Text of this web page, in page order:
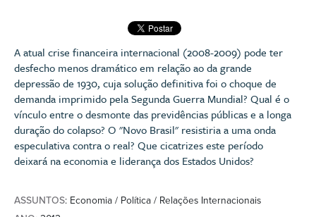
A atual crise financeira internacional (2008-2009) pode ter
desfecho menos dramático em relação ao da grande
depressão de 1930, cuja solução definitiva foi o choque de
demanda imprimido pela Segunda Guerra Mundial? Qual é o
vínculo entre o desmonte das previdências públicas e a longa
duração do colapso? O "Novo Brasil" resistiria a uma onda
especulativa contra o real? Que cicatrizes este período
deixará na economia e liderança dos Estados Unidos?
ASSUNTOS: Economia / Política / Relações Internacionais